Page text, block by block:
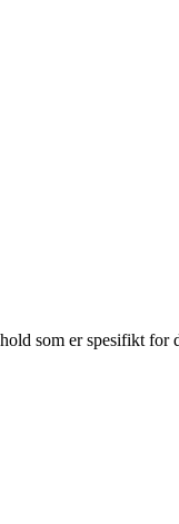
som er spesifikt for